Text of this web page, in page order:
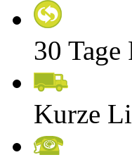
30 Tage
Kurze